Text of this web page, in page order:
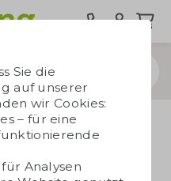
aus Kork
Sie die
auf unserer
wir Cookies:
– für eine
Analysen